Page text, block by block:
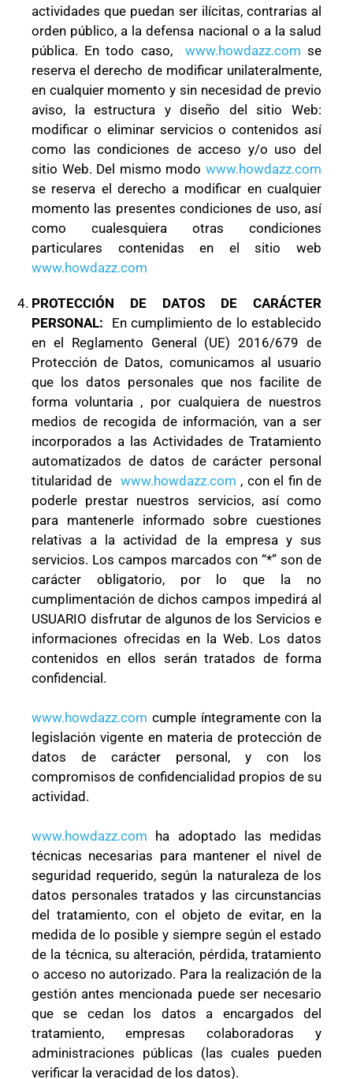
actividades que puedan ser ilícitas, contrarias al
orden público, a la defensa nacional o a la salud
pública. En todo caso, www.howdazz.com se
reserva el derecho de modificar unilateralmente,
en cualquier momento y sin necesidad de previo
aviso, la estructura y diseño del sitio Web:
modificar o eliminar servicios o contenidos así
como las condiciones de acceso y/o uso del
sitio Web. Del mismo modo www.howdazz.com
se reserva el derecho a modificar en cualquier
momento las presentes condiciones de uso, así
como cualesquiera otras condiciones
particulares contenidas en el sitio web
www.howdazz.com
PROTECCIÓN DE DATOS DE CARÁCTER
PERSONAL:
En cumplimiento de lo establecido
en el Reglamento General (UE) 2016/679 de
Protección de Datos, comunicamos al usuario
que los datos personales que nos facilite de
forma voluntaria , por cualquiera de nuestros
medios de recogida de información, van a ser
incorporados a las Actividades de Tratamiento
automatizados de datos de carácter personal
titularidad de www.howdazz.com , con el fin de
poderle prestar nuestros servicios, así como
para mantenerle informado sobre cuestiones
relativas a la actividad de la empresa y sus
servicios. Los campos marcados con “*” son de
carácter obligatorio, por lo que la no
cumplimentación de dichos campos impedirá al
USUARIO disfrutar de algunos de los Servicios e
informaciones ofrecidas en la Web. Los datos
contenidos en ellos serán tratados de forma
confidencial.
www.howdazz.com cumple íntegramente con la
legislación vigente en materia de protección de
datos de carácter personal, y con los
compromisos de confidencialidad propios de su
actividad.
www.howdazz.com ha adoptado las medidas
técnicas necesarias para mantener el nivel de
seguridad requerido, según la naturaleza de los
datos personales tratados y las circunstancias
del tratamiento, con el objeto de evitar, en la
medida de lo posible y siempre según el estado
de la técnica, su alteración, pérdida, tratamiento
o acceso no autorizado. Para la realización de la
gestión antes mencionada puede ser necesario
que se cedan los datos a encargados del
tratamiento, empresas colaboradoras y
administraciones públicas (las cuales pueden
verificar la veracidad de los datos).